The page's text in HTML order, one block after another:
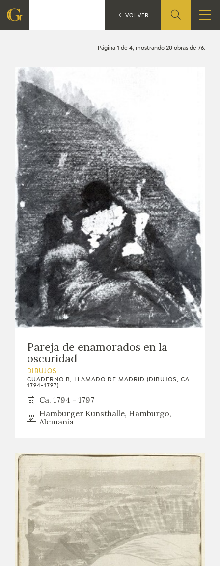
QUIENES SOMOS
CENTRO DE INVESTIGACIÓN Y DOCUMENTACIÓN
ACCIÓN CORPORATIVA
SEDE
CONTACTO
PROGRAMACIÓN
EXPOSICIONES
ACTIVIDADES
ACTUALIDAD
SALA DE PRENSA
BLOG CUADERNO ITALIANO
FRANCISCO DE GOYA
BIOGRAFÍA
CATÁLOGO
GOYA EN EL MUNDO
GOYA EN ARAGÓN
PREMIO ARAGÓN GOYA
EDICIONES
Página 1 de 4, mostrando 20 obras de 76.
Pareja de enamorados en la
oscuridad
DIBUJOS
CUADERNO B, LLAMADO DE MADRID (DIBUJOS, CA.
1794-1797)
Ca. 1794 - 1797
Hamburger Kunsthalle, Hamburgo,
Alemania
CATÁLOGO Búsqueda
VOLVER